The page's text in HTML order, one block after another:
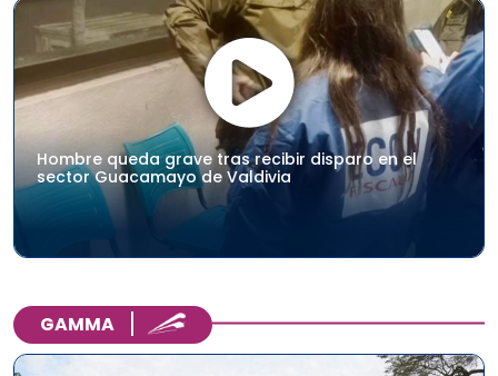
Hombre queda grave tras recibir disparo en el
sector Guacamayo de Valdivia
GAMMA